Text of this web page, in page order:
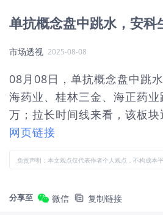
单抗概念盘中跳水，安科
市场透视 2025-08-08
08月08日，单抗概念盘中跳
海药业、桂林三金、海正药
万；拉长时间线来看，该板
网页链接
免责声明：本文观点仅代表作者个人观点，不构成本
分享至 微信 复制链接